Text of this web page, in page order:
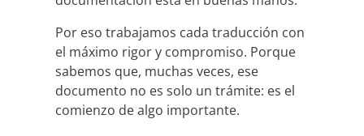
Por eso trabajamos cada traducción con
el máximo rigor y compromiso. Porque
sabemos que, muchas veces, ese
documento no es solo un trámite: es el
comienzo de algo importante.